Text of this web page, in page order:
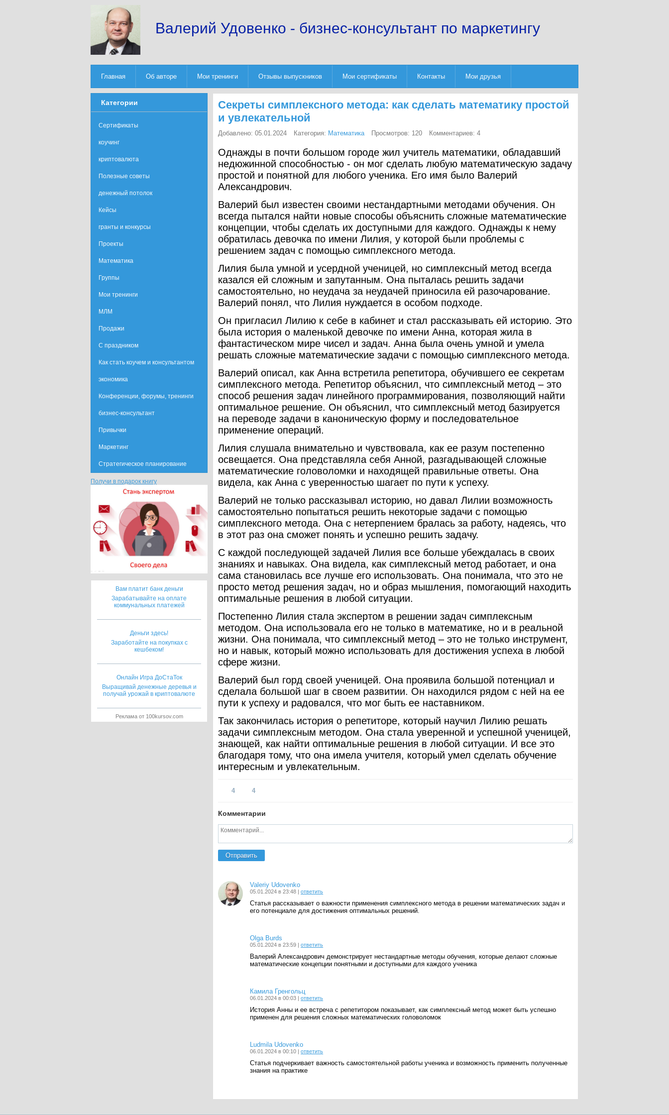
Валерий Удовенко - бизнес-консультант по маркетингу
Главная Об авторе Мои тренинги Отзывы выпускников Мои сертификаты Контакты Мои друзья
Секреты симплексного метода: как сделать математику простой
и увлекательной
Добавлено: 05.01.2024 Категория: Математика Просмотров: 120 Комментариев: 4
Однажды в почти большом городе жил учитель математики, обладавший
недюжинной способностью - он мог сделать любую математическую задачу
простой и понятной для любого ученика. Его имя было Валерий
Александрович.
Валерий был известен своими нестандартными методами обучения. Он
всегда пытался найти новые способы объяснить сложные математические
концепции, чтобы сделать их доступными для каждого. Однажды к нему
обратилась девочка по имени Лилия, у которой были проблемы с
решением задач с помощью симплексного метода.
Лилия была умной и усердной ученицей, но симплексный метод всегда
казался ей сложным и запутанным. Она пыталась решить задачи
самостоятельно, но неудача за неудачей приносила ей разочарование.
Валерий понял, что Лилия нуждается в особом подходе.
Он пригласил Лилию к себе в кабинет и стал рассказывать ей историю. Это
была история о маленькой девочке по имени Анна, которая жила в
фантастическом мире чисел и задач. Анна была очень умной и умела
решать сложные математические задачи с помощью симплексного метода.
Валерий описал, как Анна встретила репетитора, обучившего ее секретам
симплексного метода. Репетитор объяснил, что симплексный метод – это
способ решения задач линейного программирования, позволяющий найти
оптимальное решение. Он объяснил, что симплексный метод базируется
на переводе задачи в каноническую форму и последовательное
применение операций.
Лилия слушала внимательно и чувствовала, как ее разум постепенно
освещается. Она представляла себя Анной, разгадывающей сложные
математические головоломки и находящей правильные ответы. Она
видела, как Анна с уверенностью шагает по пути к успеху.
Валерий не только рассказывал историю, но давал Лилии возможность
самостоятельно попытаться решить некоторые задачи с помощью
симплексного метода. Она с нетерпением бралась за работу, надеясь, что
в этот раз она сможет понять и успешно решить задачу.
С каждой последующей задачей Лилия все больше убеждалась в своих
знаниях и навыках. Она видела, как симплексный метод работает, и она
сама становилась все лучше его использовать. Она понимала, что это не
просто метод решения задач, но и образ мышления, помогающий находить
оптимальные решения в любой ситуации.
Постепенно Лилия стала экспертом в решении задач симплексным
методом. Она использовала его не только в математике, но и в реальной
жизни. Она понимала, что симплексный метод – это не только инструмент,
но и навык, который можно использовать для достижения успеха в любой
сфере жизни.
Валерий был горд своей ученицей. Она проявила большой потенциал и
сделала большой шаг в своем развитии. Он находился рядом с ней на ее
пути к успеху и радовался, что мог быть ее наставником.
Так закончилась история о репетиторе, который научил Лилию решать
задачи симплексным методом. Она стала уверенной и успешной ученицей,
знающей, как найти оптимальные решения в любой ситуации. И все это
благодаря тому, что она имела учителя, который умел сделать обучение
интересным и увлекательным.
4 4
Комментарии
Отправить
Valeriy Udovenko
05.01.2024 в 23:48 |ответить
Статья рассказывает о важности применения симплексного метода в решении математических задач и
его потенциале для достижения оптимальных решений.
Olga Burds
05.01.2024 в 23:59 |ответить
Валерий Александрович демонстрирует нестандартные методы обучения, которые делают сложные
математические концепции понятными и доступными для каждого ученика
Камила Гренгольц
06.01.2024 в 00:03 |ответить
История Анны и ее встреча с репетитором показывает, как симплексный метод может быть успешно
применен для решения сложных математических головоломок
Ludmila Udovenko
06.01.2024 в 00:10 |ответить
Статья подчеркивает важность самостоятельной работы ученика и возможность применить полученные
знания на практике
Категории
Сертификаты
коучинг
криптовалюта
Полезные советы
денежный потолок
Кейсы
гранты и конкурсы
Проекты
Математика
Группы
Мои тренинги
МЛМ
Продажи
С праздником
Как стать коучем и консультантом
экономика
Конференции, форумы, тренинги
бизнес-консультант
Привычки
Маркетинг
Стратегическое планирование
Получи в подарок книгу
Вам платит банк деньги
Зарабатывайте на оплате
коммунальных платежей
Деньги здесь!
Заработайте на покупках с
кешбеком!
Онлайн Игра ДоСтаТок
Выращивай денежные деревья и
получай урожай в криптовалюте
Реклама от 100kursov.com